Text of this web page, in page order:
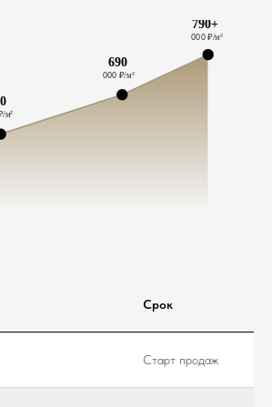
Срок
Старт продаж